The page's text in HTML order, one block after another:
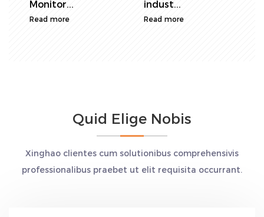
essentialis...
Read more
electrica metris
sunt la...
Quid Elige Nobis
Xinghao clientes cum solutionibus comprehensivis
professionalibus praebet ut elit requisita occurrant.